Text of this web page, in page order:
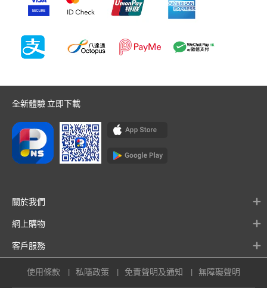
全新體驗 立即下載
關於我們
網上購物
客戶服務
使用條款 私隱政策 免責聲明及通知 無障礙聲明